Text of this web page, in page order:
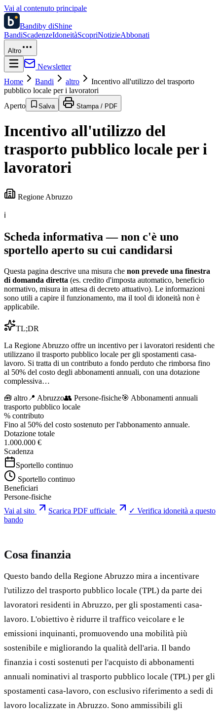
Vai al contenuto principale
Bandiby diShine
BandiScadenzeIdoneitàScopriNotizieAbbonati
Altro
Newsletter
Home
Bandi altro
Incentivo all'utilizzo del trasporto
pubblico locale per i lavoratori
Aperto
Salva Stampa / PDF
Incentivo all'utilizzo del
trasporto pubblico locale per i
lavoratori
Regione Abruzzo
ℹ️
Scheda informativa — non c'è uno
sportello aperto su cui candidarsi
Questa pagina descrive una misura che non prevede una finestra
di domanda diretta (es. credito d'imposta automatico, beneficio
normativo, misura in attesa di decreto attuativo). Le informazioni
sono utili a capire il funzionamento, ma il tool di idoneità non è
applicabile.
TL;DR
La Regione Abruzzo offre un incentivo per i lavoratori residenti che
utilizzano il trasporto pubblico locale per gli spostamenti casa-
lavoro. Si tratta di un contributo a fondo perduto che rimborsa fino
al 50% del costo degli abbonamenti annuali, con una dotazione
complessiva…
🧰 altro 📍 Abruzzo👥 Persone-fisiche🎯 Abbonamenti annuali
trasporto pubblico locale
% contributo
Fino al 50% del costo sostenuto per l'abbonamento annuale.
Dotazione totale
1.000.000 €
Scadenza
Sportello continuo
Sportello continuo
Beneficiari
Persone-fisiche
Vai al sito
Scarica PDF ufficiale
✓ Verifica idoneità a questo
bando
Cosa finanzia
Questo bando della Regione Abruzzo mira a incentivare
l'utilizzo del trasporto pubblico locale (TPL) da parte dei
lavoratori residenti in Abruzzo, per gli spostamenti casa-
lavoro. L'obiettivo è ridurre il traffico veicolare e le
emissioni inquinanti, promuovendo una mobilità più
sostenibile e migliorando la qualità dell'aria. Il bando
finanzia i costi sostenuti per l'acquisto di abbonamenti
annuali nominativi al trasporto pubblico locale (TPL) per gli
spostamenti casa-lavoro, con esclusivo riferimento a sedi di
lavoro localizzate in Abruzzo. Sono ammissibili gli